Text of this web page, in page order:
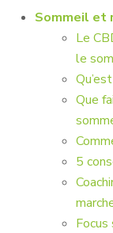
Sommeil et
Le
le
Que
5
Focus